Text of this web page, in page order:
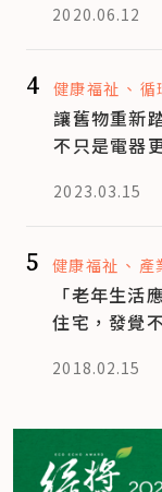
2020.06.12
4 健康福祉 循
讓舊物重新
不只是電器
2023.03.15
5 健康福祉 產
「老年生活
住宅，發覺
2018.02.15